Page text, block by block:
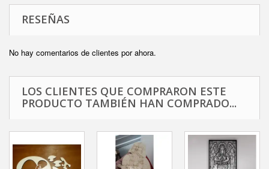
RESEÑAS
No hay comentarios de clientes por ahora.
LOS CLIENTES QUE COMPRARON ESTE
PRODUCTO TAMBIÉN HAN COMPRADO...